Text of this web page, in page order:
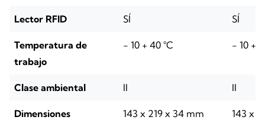
Lector RFID SÍ SÍ
Temperatura de
trabajo
- 10 + 40 °C - 10 +
Clase ambiental II II
Dimensiones
143 x 219 x 34 mm
143 x